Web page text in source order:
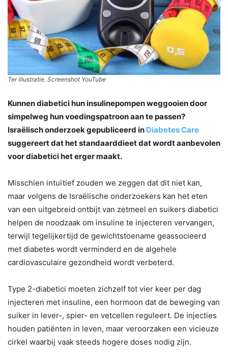
Ter illustratie. Screenshot YouTube
Kunnen diabetici hun insulinepompen weggooien door
simpelweg hun voedingspatroon aan te passen?
Israëlisch onderzoek gepubliceerd in Diabetes Care
suggereert dat het standaarddieet dat wordt aanbevolen
voor diabetici het erger maakt.
Misschien intuïtief zouden we zeggen dat dit niet kan,
maar volgens de Israëlische onderzoekers kan het eten
van een uitgebreid ontbijt van zetmeel en suikers diabetici
helpen de noodzaak om insuline te injecteren vervangen,
terwijl tegelijkertijd de gewichtstoename geassocieerd
met diabetes wordt verminderd en de algehele
cardiovasculaire gezondheid wordt verbeterd.
Type 2-diabetici moeten zichzelf tot vier keer per dag
injecteren met insuline, een hormoon dat de beweging van
suiker in lever-, spier- en vetcellen reguleert. De injecties
houden patiënten in leven, maar veroorzaken een vicieuze
cirkel waarbij vaak steeds hogere doses nodig zijn.